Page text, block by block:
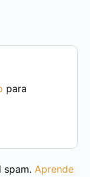
para
spam. Aprende